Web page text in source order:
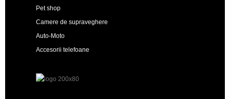
Pet shop
Camere de supraveghere
Auto-Moto
Accesorii telefoane